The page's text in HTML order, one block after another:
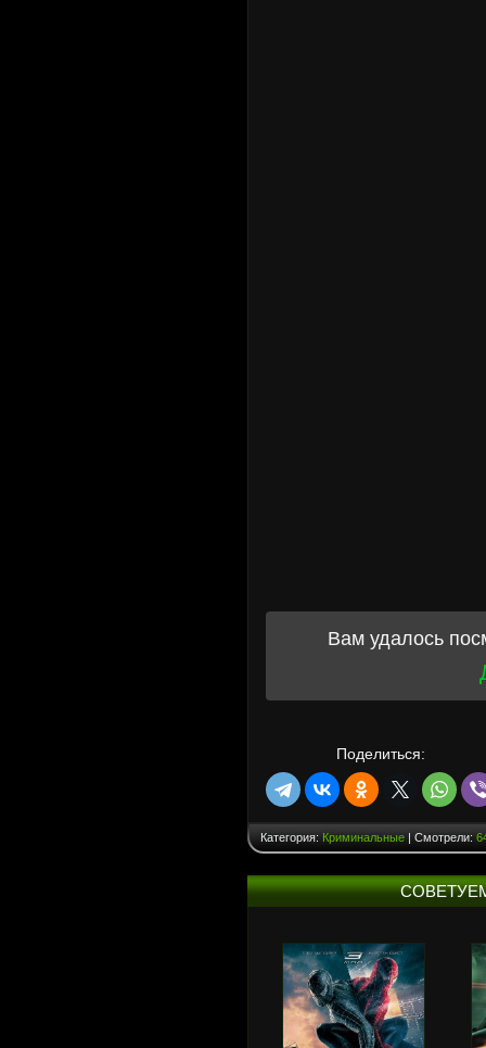
Вам удалось
Поделиться:
Категория: Криминальные | Смотрели: